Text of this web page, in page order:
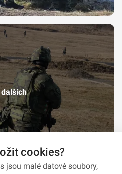
dalších
cookies?
jsou malé datové soubory,